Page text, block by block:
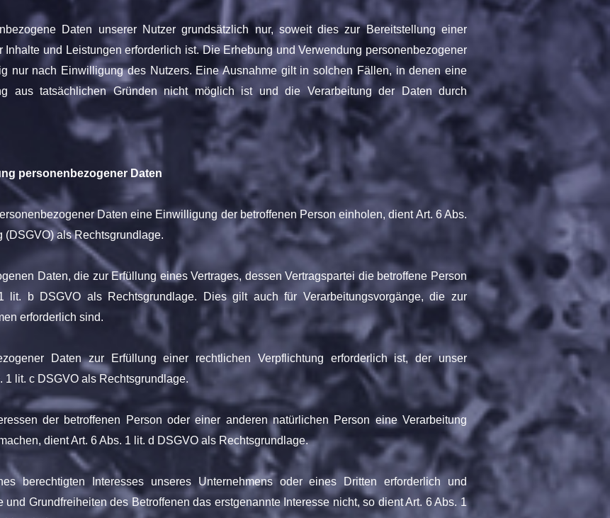
Daten unserer Nutzer grundsätzlich nur, soweit dies zur Bereitstellung einer
und Leistungen erforderlich ist. Die Erhebung und Verwendung personenbezogener
nur nach Einwilligung des Nutzers. Eine Ausnahme gilt in solchen Fällen, in denen eine
aus tatsächlichen Gründen nicht möglich ist und die Verarbeitung der Daten durch
personenbezogener Daten
Daten eine Einwilligung der betroffenen Person einholen, dient Art. 6 Abs.
(DSGVO) als Rechtsgrundlage.
Daten, die zur Erfüllung eines Vertrages, dessen Vertragspartei die betroffene Person
b DSGVO als Rechtsgrundlage. Dies gilt auch für Verarbeitungsvorgänge, die zur
erforderlich sind.
Daten zur Erfüllung einer rechtlichen Verpflichtung erforderlich ist, der unser
1 lit. c DSGVO als Rechtsgrundlage.
der betroffenen Person oder einer anderen natürlichen Person eine Verarbeitung
dient Art. 6 Abs. 1 lit. d DSGVO als Rechtsgrundlage.
berechtigten Interesses unseres Unternehmens oder eines Dritten erforderlich und
Grundfreiheiten des Betroffenen das erstgenannte Interesse nicht, so dient Art. 6 Abs. 1